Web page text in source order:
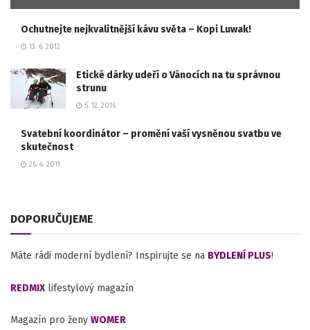
Ochutnejte nejkvalitnější kávu světa – Kopi Luwak!
13. 6. 2012
Etické dárky udeří o Vánocích na tu správnou
strunu
5. 12. 2016
Svatební koordinátor – promění vaší vysněnou svatbu ve
skutečnost
26. 4. 2011
DOPORUČUJEME
Máte rádi moderní bydlení? Inspirujte se na BYDLENÍ PLUS!
REDMIX lifestylový magazín
Magazín pro ženy WOMER